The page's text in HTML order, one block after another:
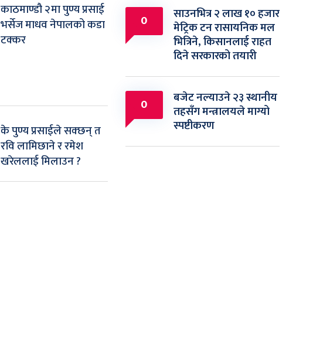
काठमाण्डौ २मा पुण्य प्रसाई
भर्सेज माधव नेपालको कडा
टक्कर
के पुण्य प्रसाईले सक्छन् त
रवि लामिछाने र रमेश
खरेललाई मिलाउन ?
0 साउनभित्र २ लाख १० हजार
मेट्रिक टन रासायनिक मल
भित्रिने, किसानलाई राहत
दिने सरकारको तयारी
0 बजेट नल्याउने २३ स्थानीय
तहसँग मन्त्रालयले माग्यो
स्पष्टीकरण